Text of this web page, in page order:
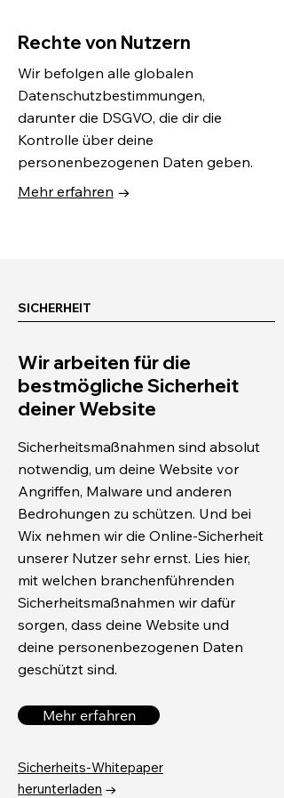
Rechte von Nutzern
Wir befolgen alle globalen
Datenschutzbestimmungen,
darunter die DSGVO, die dir die
Kontrolle über deine
personenbezogenen Daten geben.
Mehr erfahren →
SICHERHEIT
Wir arbeiten für die
bestmögliche Sicherheit
deiner Website
Sicherheitsmaßnahmen sind absolut
notwendig, um deine Website vor
Angriffen, Malware und anderen
Bedrohungen zu schützen. Und bei
Wix nehmen wir die Online-Sicherheit
unserer Nutzer sehr ernst. Lies hier,
mit welchen branchenführenden
Sicherheitsmaßnahmen wir dafür
sorgen, dass deine Website und
deine personenbezogenen Daten
geschützt sind.
Mehr erfahren
Sicherheits-Whitepaper
herunterladen →